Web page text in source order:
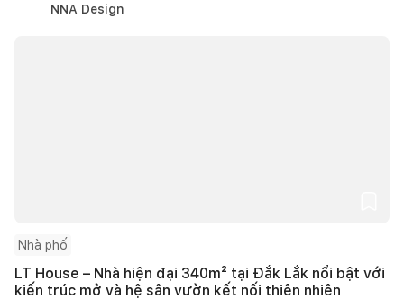
NNA Design
Nhà phố
LT House – Nhà hiện đại 340m² tại Đắk Lắk nổi bật với
kiến trúc mở và hệ sân vườn kết nối thiên nhiên